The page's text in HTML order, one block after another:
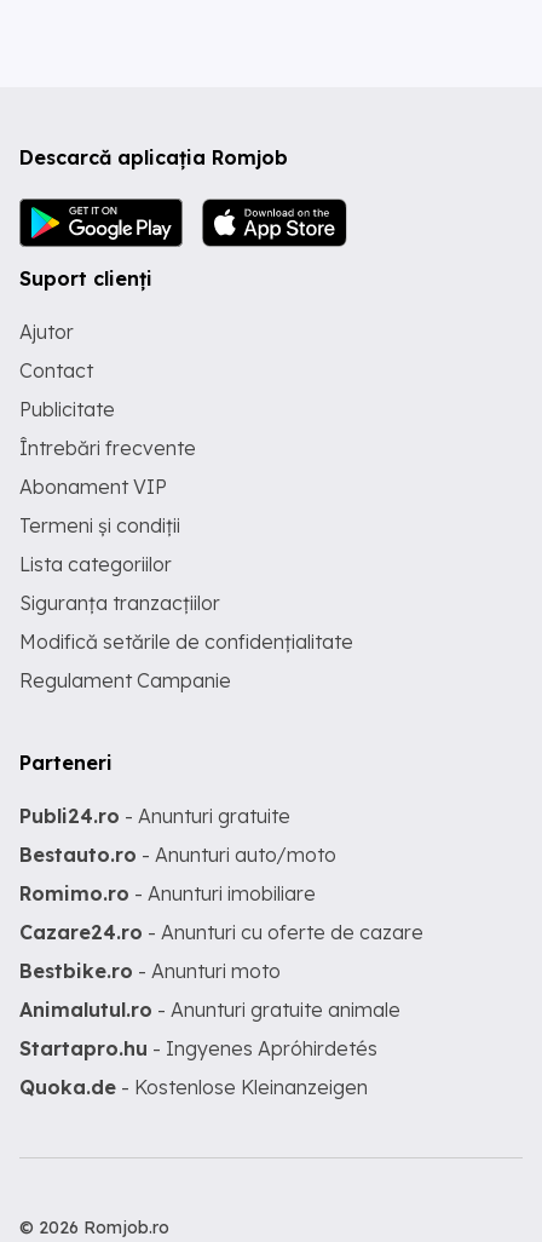
Descarcă aplicația Romjob
Suport clienți
Ajutor
Contact
Publicitate
Întrebări frecvente
Abonament VIP
Termeni și condiții
Lista categoriilor
Siguranța tranzacțiilor
Modifică setările de confidențialitate
Regulament Campanie
Parteneri
Publi24.ro - Anunturi gratuite
Bestauto.ro - Anunturi auto/moto
Romimo.ro - Anunturi imobiliare
Cazare24.ro - Anunturi cu oferte de cazare
Bestbike.ro - Anunturi moto
Animalutul.ro - Anunturi gratuite animale
Startapro.hu - Ingyenes Apróhirdetés
Quoka.de - Kostenlose Kleinanzeigen
© 2026 Romjob.ro